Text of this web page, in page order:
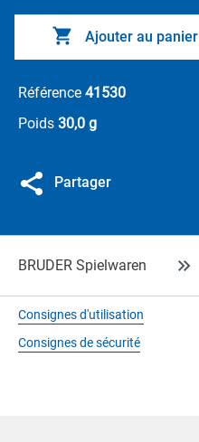
Ajouter au panier
Référence 41530
Poids 30,0 g
Partager
BRUDER Spielwaren
Consignes d'utilisation
Consignes de sécurité